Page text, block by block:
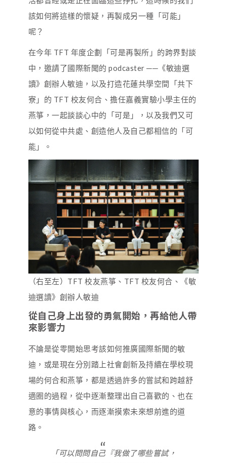
該如何將這樣的懷疑，再製成另一種「可能」
呢？
在今年 TFT 年度企劃「可是再製所」的跨界對談
中，邀請了國際新聞的 podcaster ──《敏迪選
讀》創辦人敏迪，以及打造花蓮共學空間「共下
寮」的 TFT 校友何合、擔任嘉義實驗小學主任的
燕箏，一起談談心中的「可是」，以及我們又可
以如何從中共處、創造他人及自己都相信的「可
能」。
（右至左）TFT 校友燕箏、TFT 校友何合、《敏
迪選讀》創辦人敏迪
從自己身上出發的勇氣開始，再給他人帶
來影響力
不論是從零開始思考該如何推廣國際新聞的敏
迪，或是現在分別踏上社會創新及持續在學校現
場的何合和燕箏，都是透過許多的嘗試和跨越舒
適圈的過程，從中逐漸整理出自己喜歡的、也在
意的事情與核心，而逐漸摸索未來想前進的道
路。
「可以問問自己『我做了哪些嘗試，